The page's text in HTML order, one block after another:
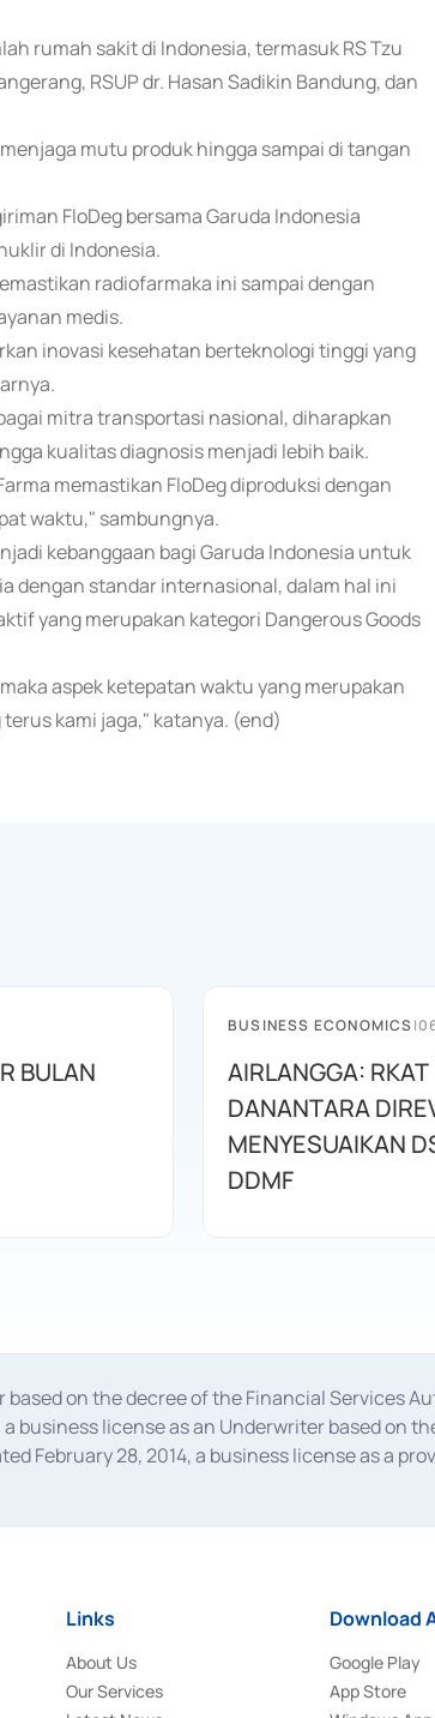
rumah sakit di Indonesia, termasuk RS Tzu
RSUP dr. Hasan Sadikin Bandung, dan
mutu produk hingga sampai di tangan
FloDeg bersama Garuda Indonesia
di Indonesia.
radiofarmaka ini sampai dengan
medis.
inovasi kesehatan berteknologi tinggi yang
mitra transportasi nasional, diharapkan
kualitas diagnosis menjadi lebih baik.
memastikan FloDeg diproduksi dengan
waktu," sambungnya.
kebanggaan bagi Garuda Indonesia untuk
dengan standar internasional, dalam hal ini
yang merupakan kategori Dangerous Goods
aspek ketepatan waktu yang merupakan
kami jaga," katanya. (end)
BULAN
BUSINESS ECONOMICS|
AIRLANGGA: RKAT
DANANTARA
MENYESUAIKAN
DDMF
on the decree of the Financial Services
a business license as an Underwriter based on
February 28, 2014, a business license as a
Authority Number S-67/PM.21/2014
in 2018.
Links
About Us
Our Services
Download
Google Play
App Store